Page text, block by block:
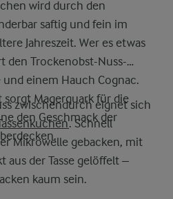
wird durch den
saftig und fein im
Jahreszeit. Wer es etwas
den Trockenobst-Nuss-
einem Hauch Cognac.
sorgt Magerquark für die
den Geschmack der
zwischendurch eignet sich
. Schnell
Mikrowelle gebacken, mit
aus der Tasse gelöffelt –
kaum sein.